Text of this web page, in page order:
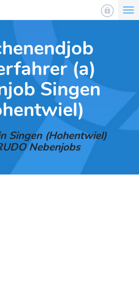
(a)
Singen
Singen (Hohentwiel)
Nebenjobs